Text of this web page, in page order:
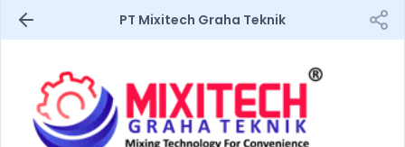
PT Mixitech Graha Teknik